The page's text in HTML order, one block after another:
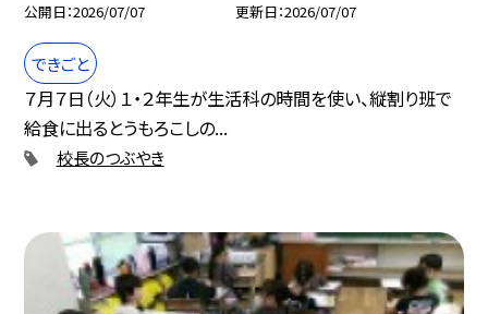
公開日 2026/07/07 更新日 2026/07/07
できごと
７月７日（火）１・２年生が生活科の時間を使い、縦割り班で
給食に出るとうもろこしの...
校長のつぶやき